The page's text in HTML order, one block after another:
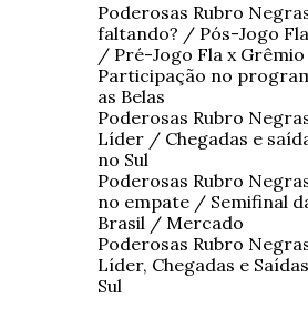
Poderosas Rubro
faltando? / Pós-Jogo Fla
/ Pré-Jogo Fla x Grêmio
Participação no
as Belas
Poderosas Rubro
Líder / Chegadas e
no Sul
Poderosas Rubro
no empate / Semifinal
Brasil / Mercado
Poderosas Rubro
Líder, Chegadas e
Sul